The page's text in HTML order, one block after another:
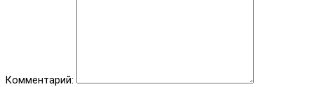
Комментарий: